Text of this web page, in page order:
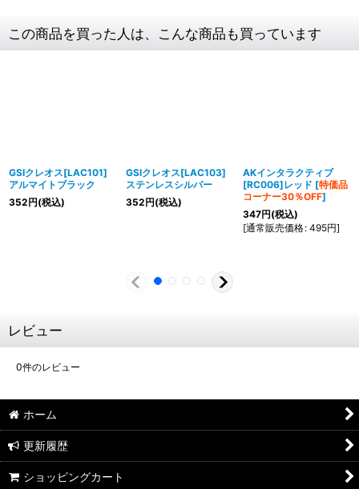
この商品を買った人は、こんな商品も買っています
GSIクレオス[LAC101]
アルマイトブラック
352円(税込)
GSIクレオス[LAC103]
ステンレスシルバー
352円(税込)
AKインタラクティブ
[RC006]レッド [特価品
コーナー30％OFF]
347円(税込)
[通常販売価格: 495円]
レビュー
0件のレビュー
ホーム
更新履歴
ショッピングカート